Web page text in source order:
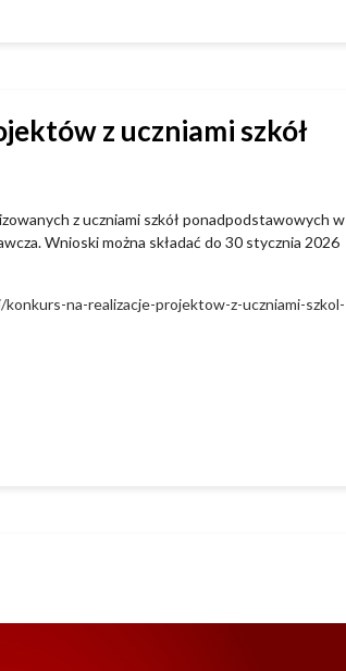
z uczniami szkół
z uczniami szkół ponadpodstawowych w
Wnioski można składać do 30 stycznia 2026
na-realizacje-projektow-z-uczniami-szkol-